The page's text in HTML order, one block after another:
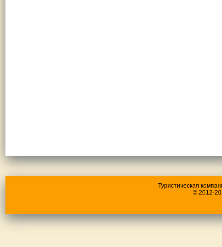
Туристическая
© 2012-